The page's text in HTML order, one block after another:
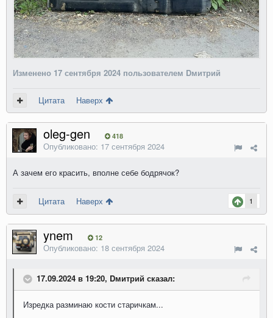
Изменено 17 сентября 2024 пользователем Dмитрий
Цитата Наверх
oleg-gen 418
Опубликовано: 17 сентября 2024
А зачем его красить, вполне себе бодрячок?
1
Цитата Наверх
ynem 12
Опубликовано: 18 сентября 2024
17.09.2024 в 19:20, Dмитрий сказал:
Изредка разминаю кости старичкам...